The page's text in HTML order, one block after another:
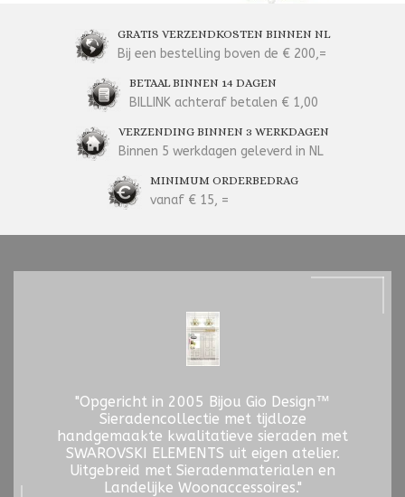
GRATIS VERZENDKOSTEN BINNEN NL
Bij een bestelling boven de € 200,=
BETAAL BINNEN 14 DAGEN
BILLINK achteraf betalen € 1,00
VERZENDING BINNEN 3 WERKDAGEN
Binnen 5 werkdagen geleverd in NL
MINIMUM ORDERBEDRAG
vanaf € 15, =
"Opgericht in 2005 Bijou Gio Design™
Sieradencollectie met tijdloze
handgemaakte kwalitatieve sieraden met
SWAROVSKI ELEMENTS uit eigen atelier.
Uitgebreid met Sieradenmaterialen en
Landelijke Woonaccessoires."